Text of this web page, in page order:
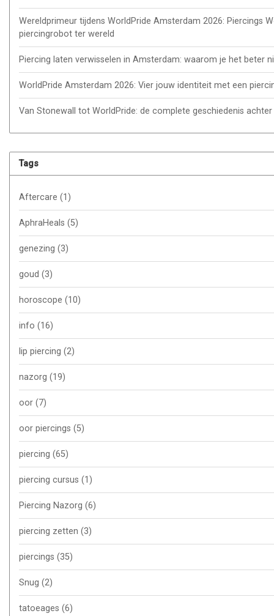
Wereldprimeur tijdens WorldPride Amsterdam 2026: Piercings
piercingrobot ter wereld
Piercing laten verwisselen in Amsterdam: waarom je het beter
WorldPride Amsterdam 2026: Vier jouw identiteit met een
Van Stonewall tot WorldPride: de complete geschiedenis
Tags
Aftercare (1)
AphraHeals (5)
genezing (3)
goud (3)
horoscope (10)
info (16)
lip piercing (2)
nazorg (19)
oor (7)
oor piercings (5)
piercing (65)
piercing cursus (1)
Piercing Nazorg (6)
piercing zetten (3)
piercings (35)
Snug (2)
tatoeages (6)